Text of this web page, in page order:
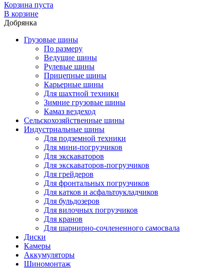
Корзина пуста
В корзине
Добрянка
Грузовые шины
По размеру
Ведущие шины
Рулевые шины
Прицепные шины
Карьерные шины
Для шахтной техники
Зимние грузовые шины
Камаз вездеход
Сельскохозяйственные шины
Индустриальные шины
Для подземной техники
Для мини-погрузчиков
Для экскаваторов
Для экскаваторов-погрузчиков
Для грейдеров
Для фронтальных погрузчиков
Для катков и асфальтоукладчиков
Для бульдозеров
Для вилочных погрузчиков
Для кранов
Для шарнирно-сочлененного самосвала
Диски
Камеры
Аккумуляторы
Шиномонтаж